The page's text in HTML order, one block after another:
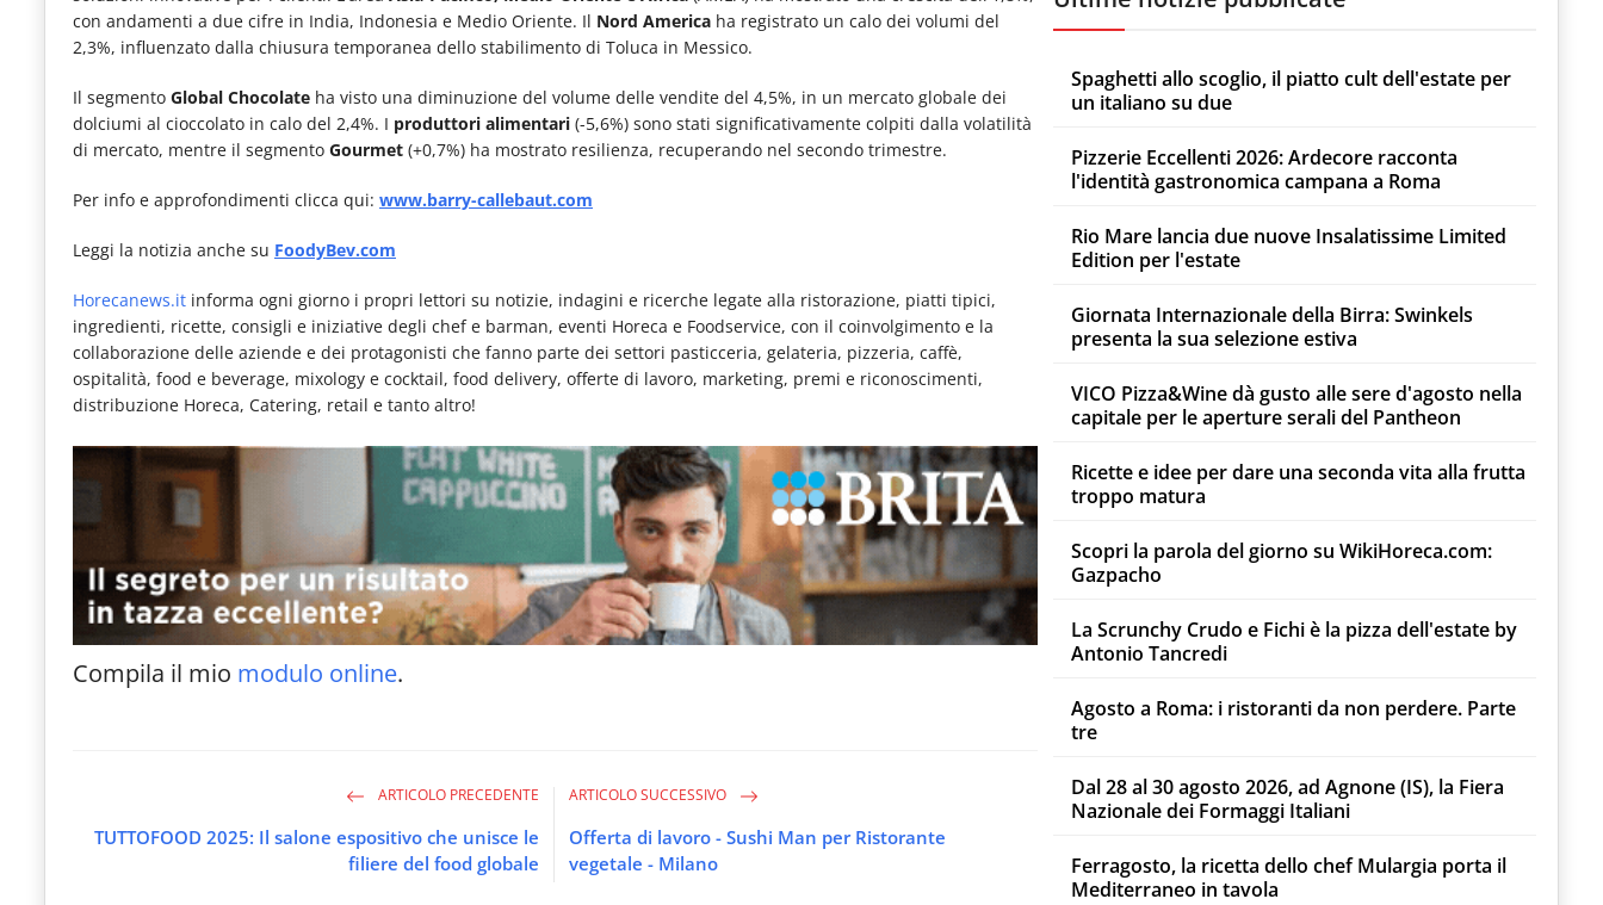
con andamenti a due cifre in India, Indonesia e Medio Oriente. Il Nord America ha registrato un calo dei volumi del
2,3%, influenzato dalla chiusura temporanea dello stabilimento di Toluca in Messico.
Il segmento Global Chocolate ha visto una diminuzione del volume delle vendite del 4,5%, in un mercato globale dei
dolciumi al cioccolato in calo del 2,4%. I produttori alimentari (-5,6%) sono stati significativamente colpiti dalla volatilità
di mercato, mentre il segmento Gourmet (+0,7%) ha mostrato resilienza, recuperando nel secondo trimestre.
Per info e approfondimenti clicca qui: www.barry-callebaut.com
Leggi la notizia anche su FoodyBev.com
Horecanews.it informa ogni giorno i propri lettori su notizie, indagini e ricerche legate alla ristorazione, piatti tipici,
ingredienti, ricette, consigli e iniziative degli chef e barman, eventi Horeca e Foodservice, con il coinvolgimento e la
collaborazione delle aziende e dei protagonisti che fanno parte dei settori pasticceria, gelateria, pizzeria, caffè,
ospitalità, food e beverage, mixology e cocktail, food delivery, offerte di lavoro, marketing, premi e riconoscimenti,
distribuzione Horeca, Catering, retail e tanto altro!
Compila il mio modulo online.
ARTICOLO PRECEDENTE
TUTTOFOOD 2025: Il salone espositivo che unisce le
filiere del food globale
ARTICOLO SUCCESSIVO
Offerta di lavoro - Sushi Man per Ristorante
vegetale - Milano
Spaghetti allo scoglio, il piatto cult dell'estate per
un italiano su due
Pizzerie Eccellenti 2026: Ardecore racconta
l'identità gastronomica campana a Roma
Rio Mare lancia due nuove Insalatissime Limited
Edition per l'estate
Giornata Internazionale della Birra: Swinkels
presenta la sua selezione estiva
VICO Pizza&Wine dà gusto alle sere d'agosto nella
capitale per le aperture serali del Pantheon
Ricette e idee per dare una seconda vita alla frutta
troppo matura
Scopri la parola del giorno su WikiHoreca.com:
Gazpacho
La Scrunchy Crudo e Fichi è la pizza dell'estate by
Antonio Tancredi
Agosto a Roma: i ristoranti da non perdere. Parte
tre
Dal 28 al 30 agosto 2026, ad Agnone (IS), la Fiera
Nazionale dei Formaggi Italiani
Ferragosto, la ricetta dello chef Mulargia porta il
Mediterraneo in tavola